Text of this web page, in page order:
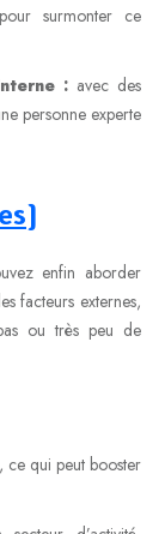
surmonter ce
:avec des
personne experte
enfin aborder
facteurs externes,
ou très peu de
ce qui peut booster